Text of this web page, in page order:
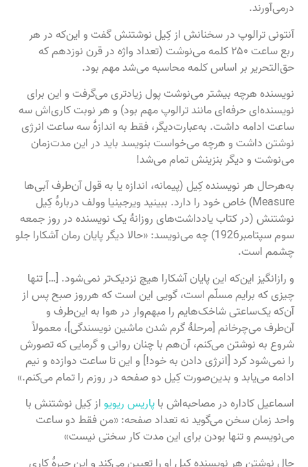
درمی‌آورند.
آنتونی ترالوپ در سخنانش از کِیل نوشتنش گفت و این‌که در هر
ربع ساعت ۲۵۰ کلمه می‌نوشت (تعداد واژه در قرن نوزدهم که
حق‌التحریر بر اساس کلمه محاسبه می‌شد مهم بود.
نویسنده هرچه بیشتر می‌نوشت پول زیادتری می‌گرفت و این برای
نویسنده‌ای حرفه‌ای مانند ترالوپ مهم بود) و هر نوبت کاری‌اش سه
ساعت ادامه داشت. به‌عبارت‌دیگر، فقط به اندازهٔ سه ساعت انرژی
نوشتن داشت و هرچه می‌خواست بنویسد باید در این مدت‌زمان
می‌نوشت و دیگر بنزینش تمام می‌شد!
به‌هرحال هر نویسنده کِیل (پیمانه، اندازه یا به قول آن‌طرف آبی‌ها
Measure) خاص خود را دارد. ببینید ویرجینیا وولف دربارهٔ کِیل
نوشتنش (در کتاب یادداشت‌های روزانهٔ یک نویسنده در روز جمعه
سوم سپتامبر1926) چه می‌نویسد: «حالا دیگر پایان رمان آشکارا جلو
چشمم است.
و رازانگیز این‌که این پایان آشکارا هیچ نزدیک‌تر نمی‌شود. […] تنها
چیزی که برایم مسلّم است، گویی این است که هرروز صبح پس از
آن‌که یک‌ساعتی شاخک‌هایم را مبهم‌وار در هوا به این‌طرف و
آن‌طرف می‌چرخانم [مرحلهٔ گرم شدن ماشین نویسندگی]، معمولاً
شروع به نوشتن می‌کنم، آن‌هم با چنان روانی و گرمایی که تصورش
را نمی‌شود کرد [انرژی دادن به خود!] و این تا ساعت دوازده و نیم
ادامه می‌یابد و بدین‌صورت کِیل دو صفحه در روزم را تمام می‌کنم.»
اسماعیل کاداره در مصاحبه‌اش با پاریس ریویو از کِیل نوشتنش با
واحد زمان سخن می‌گوید نه تعداد صفحه: «من فقط دو ساعت
می‌نویسم و تنها بودن برای این مدت کار سختی نیست»
حالِ نوشتن هر نویسنده کِیل او را تعیین می‌کند و این جیرهٔ کاری